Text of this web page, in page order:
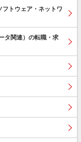
トウェア・ネットワ
タ関連）の転職・求